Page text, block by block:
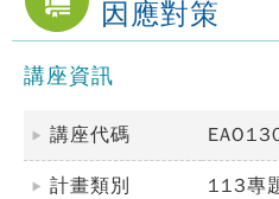
因應對策
講座資訊
講座代碼
計畫類別 113專